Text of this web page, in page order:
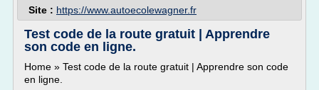
Site : https://www.autoecolewagner.fr
Test code de la route gratuit | Apprendre
son code en ligne.
Home » Test code de la route gratuit | Apprendre son code
en ligne.